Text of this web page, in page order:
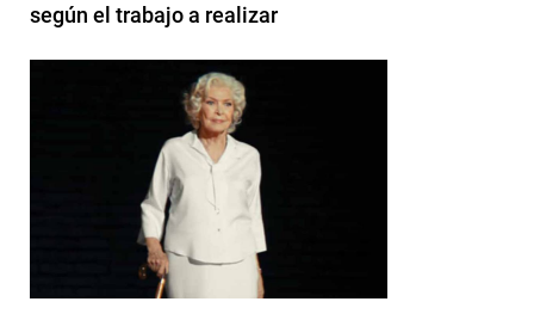
según el trabajo a realizar